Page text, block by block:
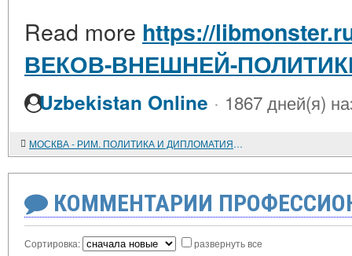
Read more https://
ВЕКОВ-ВНЕШНЕЙ-
Uzbekistan Online · 1867 дней(я)
МОСКВА - РИМ. ПОЛИТИКА И ДИПЛОМАТИЯ КРЕМЛЯ. 1920-1939
КОММЕНТАРИИ
Сортировка: развернуть все